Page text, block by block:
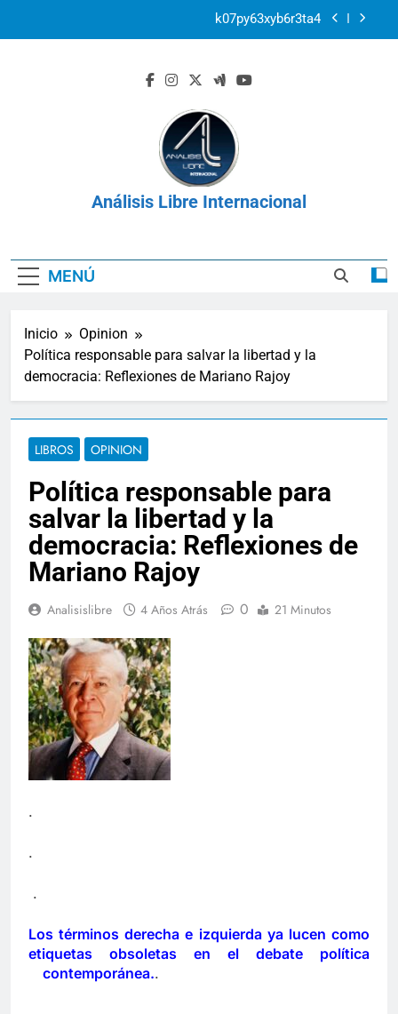
k07py63xyb6r3ta4
Corte Penal Internacional
la crisis apocalíptica de La Guaira
2r1s2iv6b9q8w03
k07py63xyb6r3ta4
Análisis Libre Internacional
MENÚ
Inicio
Opinion
Política responsable para salvar la libertad y la
democracia: Reflexiones de Mariano Rajoy
LIBROS OPINION
Política responsable para
salvar la libertad y la
democracia: Reflexiones de
Mariano Rajoy
Analisislibre 4 Años Atrás 0 21 Minutos
.
.
.
Los términos derecha e izquierda ya lucen como
etiquetas obsoletas en el debate política
contemporánea..